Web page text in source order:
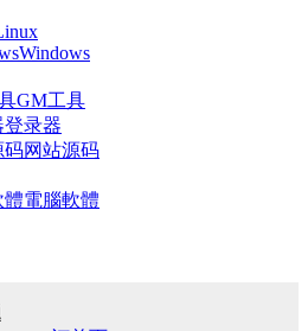
Windows
GM工具
登录器
网站源码
電腦軟體